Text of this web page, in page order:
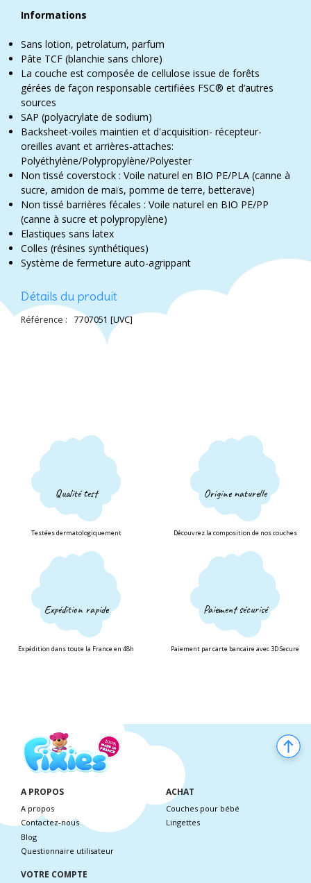
Informations
Sans lotion, petrolatum, parfum
Pâte TCF (blanchie sans chlore)
La couche est composée de cellulose issue de forêts
gérées de façon responsable certifiées FSC® et d’autres
sources
SAP (polyacrylate de sodium)
Backsheet-voiles maintien et d'acquisition- récepteur-
oreilles avant et arrières-attaches:
Polyéthylène/Polypropylène/Polyester
Non tissé coverstock : Voile naturel en BIO PE/PLA (canne à
sucre, amidon de maïs, pomme de terre, betterave)
Non tissé barrières fécales : Voile naturel en BIO PE/PP
(canne à sucre et polypropylène)
Elastiques sans latex
Colles (résines synthétiques)
Système de fermeture auto-agrippant
Détails du produit
Référence : 7707051 [UVC]
Qualité test
Testées dermatologiquement
Origine naturelle
Découvrez la composition de nos couches
Expédition rapide
Expédition dans toute la France en 48h
Paiement sécurisé
Paiement par carte bancaire avec 3D Secure
A PROPOS
A propos
Contactez-nous
Blog
Questionnaire utilisateur
ACHAT
Couches pour bébé
Lingettes
VOTRE COMPTE